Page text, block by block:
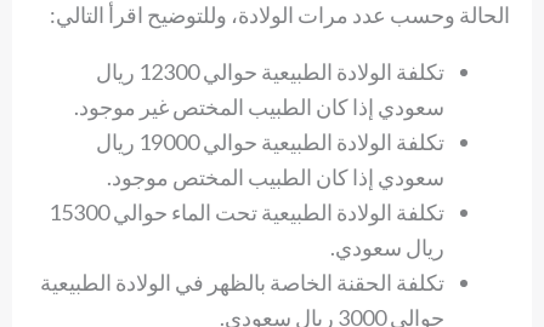
الحالة وحسب عدد مرات الولادة، وللتوضيح اقرأ التالي:
تكلفة الولادة الطبيعية حوالي 12300 ريال
سعودي إذا كان الطبيب المختص غير موجود.
تكلفة الولادة الطبيعية حوالي 19000 ريال
سعودي إذا كان الطبيب المختص موجود.
تكلفة الولادة الطبيعية تحت الماء حوالي 15300
ريال سعودي.
تكلفة الحقنة الخاصة بالظهر في الولادة الطبيعية
حوالي 3000 ريال سعودي.